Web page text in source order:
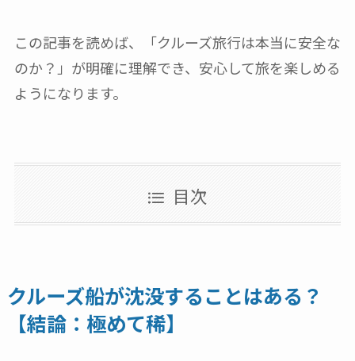
この記事を読めば、「クルーズ旅行は本当に安全な
のか？」が明確に理解でき、安心して旅を楽しめる
ようになります。
目次
クルーズ船が沈没することはある？
【結論：極めて稀】